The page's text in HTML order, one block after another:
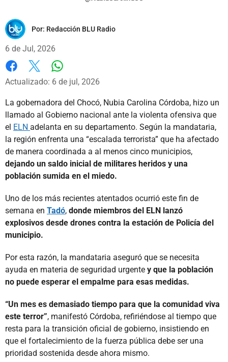
Por: Redacción BLU Radio
6 de Jul, 2026
Facebook
X
Actualizado: 6 de jul, 2026
La gobernadora del Chocó, Nubia Carolina Córdoba, hizo un
llamado al Gobierno nacional ante la violenta ofensiva que
el ELN adelanta en su departamento. Según la mandataria,
la región enfrenta una “escalada terrorista” que ha afectado
de manera coordinada a al menos cinco municipios,
dejando un saldo inicial de militares heridos y una
población sumida en el miedo.
Uno de los más recientes atentados ocurrió este fin de
semana en Tadó, donde miembros del ELN lanzó
explosivos desde drones contra la estación de Policía del
municipio.
Por esta razón, la mandataria aseguró que se necesita
ayuda en materia de seguridad urgente y que la población
no puede esperar el empalme para esas medidas.
“Un mes es demasiado tiempo para que la comunidad viva
este terror”, manifestó Córdoba, refiriéndose al tiempo que
resta para la transición oficial de gobierno, insistiendo en
que el fortalecimiento de la fuerza pública debe ser una
prioridad sostenida desde ahora mismo.